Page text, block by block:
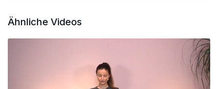
Libelle
Ähnliche Videos